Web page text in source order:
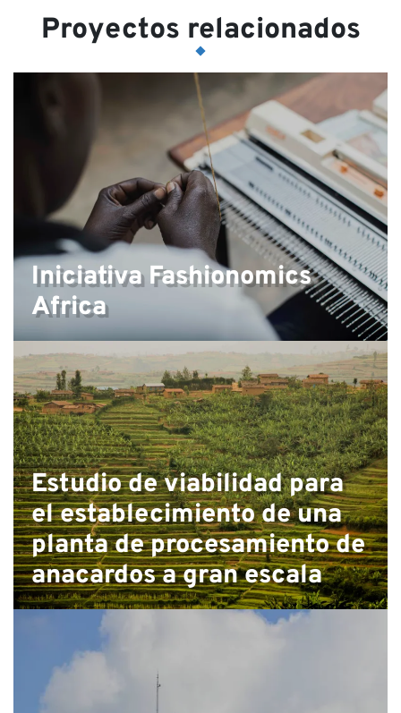
Proyectos relacionados
Iniciativa Fashionomics
Africa
Estudio de viabilidad para
el establecimiento de una
planta de procesamiento de
anacardos a gran escala